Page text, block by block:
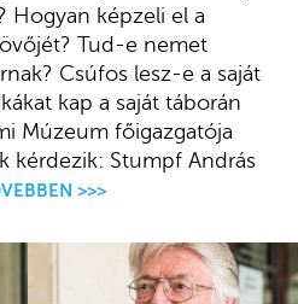
Hogyan képzeli el a
Tud-e nemet
Csúfos lesz-e a saját
kap a saját táborán
Múzeum főigazgatója
kérdezik: Stumpf András
>>>